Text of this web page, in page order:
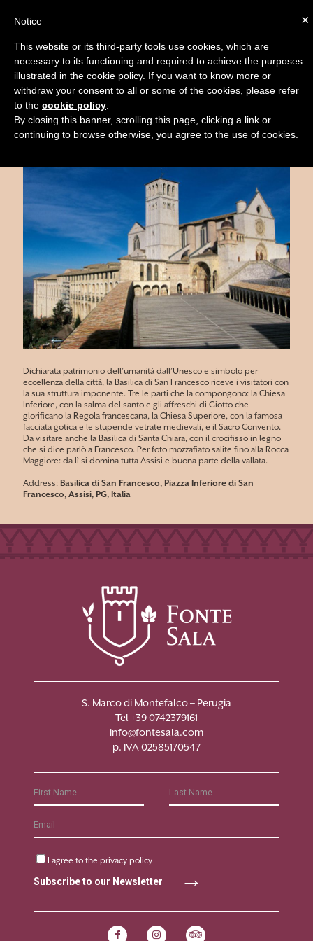
Mappa Territorio Griglia
Basilica di San Francesco
Dichiarata patrimonio dell’umanità dall’Unesco e simbolo per
eccellenza della città, la Basilica di San Francesco riceve i visitatori con
la sua struttura imponente. Tre le parti che la compongono: la Chiesa
Inferiore, con la salma del santo e gli affreschi di Giotto che
glorificano la Regola francescana, la Chiesa Superiore, con la famosa
facciata gotica e le stupende vetrate medievali, e il Sacro Convento.
Da visitare anche la Basilica di Santa Chiara, con il crocifisso in legno
che si dice parlò a Francesco. Per foto mozzafiato salite fino alla Rocca
Maggiore: da lì si domina tutta Assisi e buona parte della vallata.
Address: Basilica di San Francesco, Piazza Inferiore di San
Francesco, Assisi, PG, Italia
S. Marco di Montefalco – Perugia
Tel +39 0742379161
info@fontesala.com
p. IVA 02585170547
I agree to the privacy policy
Subscribe to our Newsletter
×
Notice
This website or its third-party tools use cookies, which are
necessary to its functioning and required to achieve the purposes
illustrated in the cookie policy. If you want to know more or
withdraw your consent to all or some of the cookies, please refer
to the cookie policy
By closing this banner, scrolling this page, clicking a link or
continuing to browse otherwise, you agree to the use of cookies.